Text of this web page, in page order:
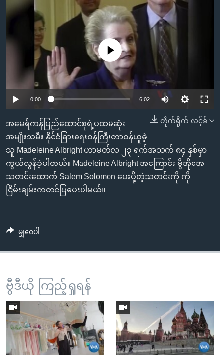
ကျော်
ကြည့်
ရှာဖွေ
ရန်
နေရာ
သို့
ကျော်
ရန်
မကြေးမုံရဲ့ အင်္ဂလိပ်စာ
ရုပ်ရှင်ထဲက အင်္ဂလိပ်စာ
သုတပဒေသာ အင်္ဂလိပ်စာ
ရေဒီယို
ရေဒီယိုနှင့်ရုပ်သံ အချက်အလက်များ
ရေဒီယို/တီဗွီအစီအစဉ်
Learning English
ဗွီအိုအေ လူမှုကွန်ယက်များ
ဘာသာစကားများ
No media source currently available
0:00 6:02
တိုက်ရိုက် လင့်ခ်
အမေရိကန်ပြည်ထောင်စုရဲ့ပထမဆုံး
အမျိုးသမီး နိုင်ငံခြားရေးဝန်ကြီးတာဝန်ယူခဲ့
သူ Madeleine Albright ဟာမတ်လ ၂၃ ရက်အသက် ၈၄ နှစ်မှာ
ကွယ်လွန်ခဲ့ပါတယ်။ Madeleine Albright အကြောင်း ဗွီအိုအေ
သတင်းထောက် Salem Solomon ပေးပို့တဲ့သတင်းကို ကို
ငြိမ်းချမ်းကတင်ပြပေးပါမယ်။
မျှဝေပါ
ဗွီဒီယို ကြည့်ရှုရန်